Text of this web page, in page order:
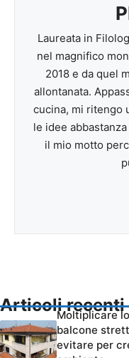
Laureata in
nel magnifico
2018 e da quel
allontanata.
cucina, mi ritengo
le idee
il mio motto
Articoli recenti
Moltiplicare
balcone
evitare per